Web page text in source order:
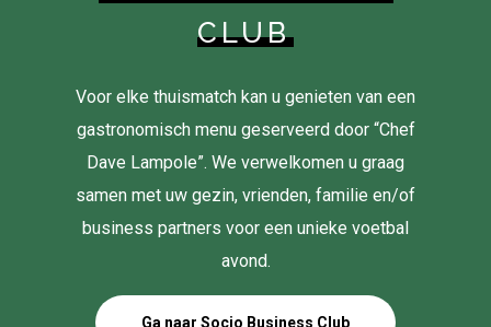
CLUB
Voor elke thuismatch kan u genieten van een
gastronomisch menu geserveerd door “Chef
Dave Lampole”. We verwelkomen u graag
samen met uw gezin, vrienden, familie en/of
business partners voor een unieke voetbal
avond.
Ga naar Socio Business Club